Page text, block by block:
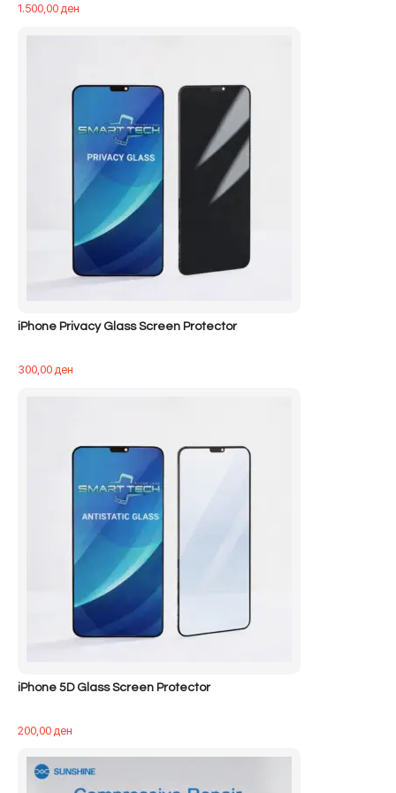
1.500,00ден
iPhone Privacy Glass Screen Protector
300,00ден
iPhone 5D Glass Screen Protector
200,00ден